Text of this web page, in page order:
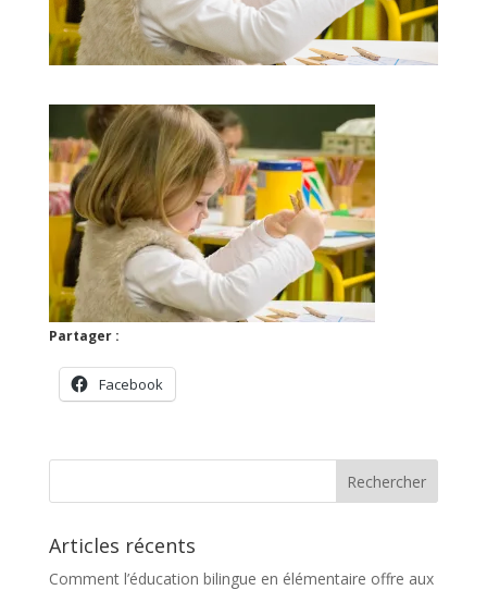
Partager :
Facebook
Articles récents
Comment l’éducation bilingue en élémentaire offre aux